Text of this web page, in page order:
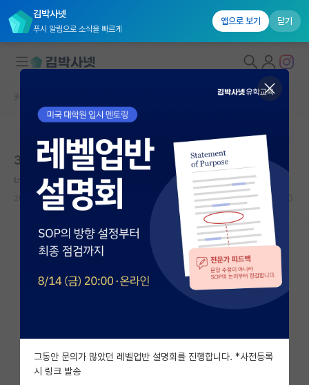
김박사넷
푸시 알림으로 소식을 빠르게
앱으로 보기 닫기
대학원생 모집
국내대학원 정보
연구실&오픈랩
커뮤니티
커뮤니티 홈
전체글보기
베스트 게시판
자유 게시판(아무개랩)
미국 유학 게시판
커뮤니티 홈
본문이 수정되지 않는 박제글입니다.
3년 준비 서울대 생명과학부 vs 13년 준비 서울대 의대
너그러운 레프 톨스토이
2023.08.27 25 10848
그동안 문의가 많았던 레벨업반 설명회를 진행합니다. *사전등록
시 링크 발송